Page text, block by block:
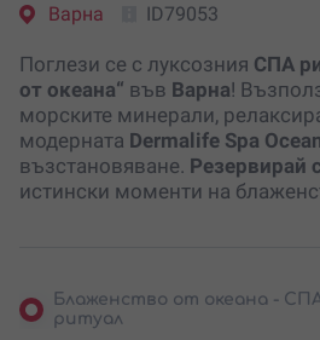
Варна ID79053
Поглези се с луксозния СПА
от океана“ във Варна!
морските минерали,
модерната Dermalife Spa
възстановяване. Резервирай
истински моменти на
Блаженство от океана -
ритуал